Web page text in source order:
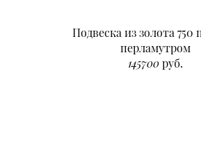
Подвеска из золота 750
перламутром
145700руб.